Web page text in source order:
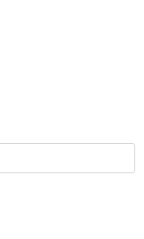
Thanh Hà.
Đảng cho đảng viên